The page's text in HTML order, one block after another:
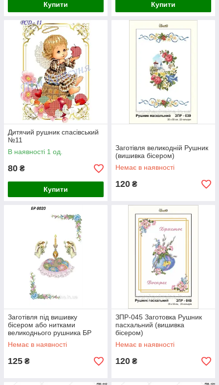
Купити Купити
Дитячий рушник спасівський
№11
В наявності 1 од.
80 ₴
Купити
Заготівля великодній Рушник
(вишивка бісером)
Немає в наявності
120 ₴
Заготівля під вишивку
бісером або нитками
великоднього рушника БР
0020
Немає в наявності
125 ₴
ЗПР-045 Заготовка Рушник
пасхальний (вишивка
бісером)
Немає в наявності
120 ₴